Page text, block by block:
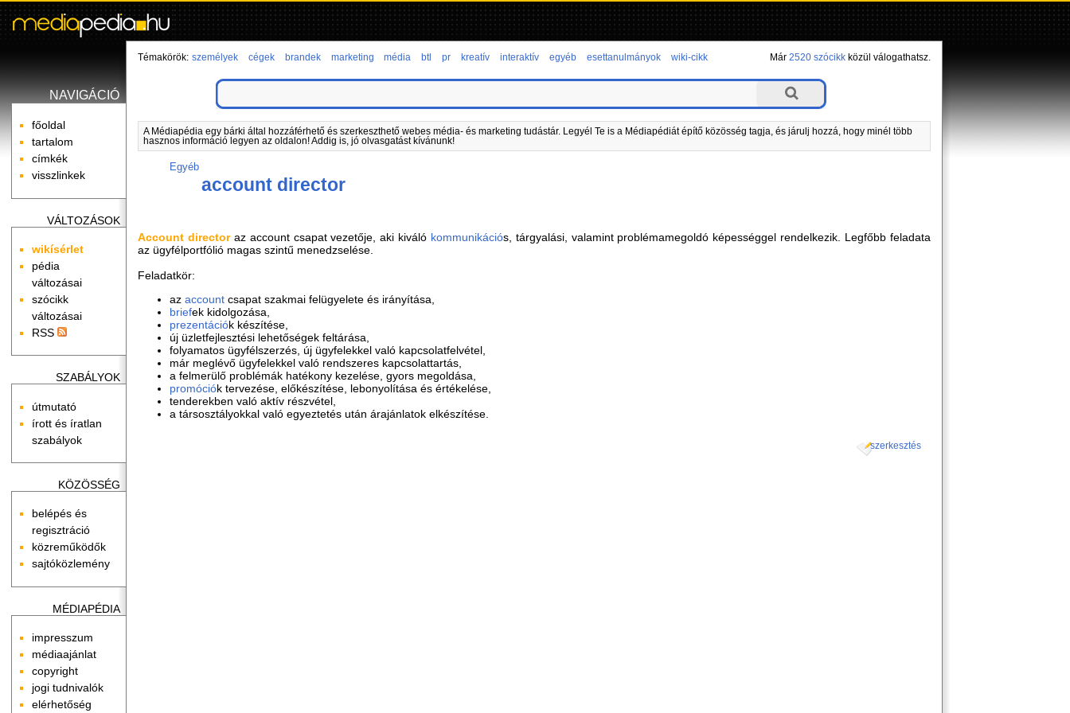
NAVIGÁCIÓ
főoldal
tartalom
címkék
visszlinkek
VÁLTOZÁSOK
wikísérlet
pédia
változásai
szócikk
változásai
RSS
SZABÁLYOK
útmutató
írott és íratlan
szabályok
KÖZÖSSÉG
belépés és
regisztráció
közreműködők
sajtóközlemény
MÉDIAPÉDIA
impresszum
médiaajánlat
copyright
jogi tudnivalók
elérhetőség
Témakörök: személyek cégek brandek marketing média btl pr kreatív interaktív egyéb esettanulmányok wiki-cikk Már 2520 szócikkközül válogathatsz.
A Médiapédia egy bárki által hozzáférhető és szerkeszthető webes média- és marketing tudástár. Legyél Te is a Médiapédiát építő közösség tagja, és járulj hozzá, hogy minél több
hasznos információ legyen az oldalon! Addig is, jó olvasgatást kívánunk!
Egyéb
account director
Account directoraz account csapat vezetője, aki kiváló kommunikációs, tárgyalási, valamint problémamegoldó képességgel rendelkezik. Legfőbb feladata
az ügyfélportfólió magas szintű menedzselése.
Feladatkör:
azaccount csapat szakmai felügyelete és irányítása,
briefek kidolgozása,
prezentációk készítése,
új üzletfejlesztési lehetőségek feltárása,
folyamatos ügyfélszerzés, új ügyfelekkel való kapcsolatfelvétel,
már meglévő ügyfelekkel való rendszeres kapcsolattartás,
a felmerülő problémák hatékony kezelése, gyors megoldása,
promóciók tervezése, előkészítése, lebonyolítása és értékelése,
tenderekben való aktív részvétel,
a társosztályokkal való egyeztetés után árajánlatok elkészítése.
szerkesztés